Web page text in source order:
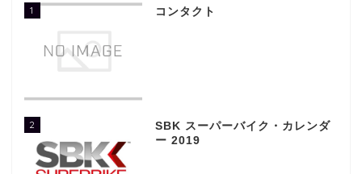
1 コンタクト
2
SBK スーパーバイク・カレンダ
ー 2019